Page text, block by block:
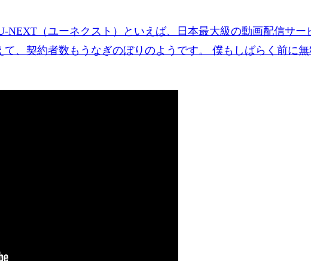
NEXT（ユーネクスト）といえば、日本最大級の動画配信サ
、契約者数もうなぎのぼりのようです。 僕もしばらく前に